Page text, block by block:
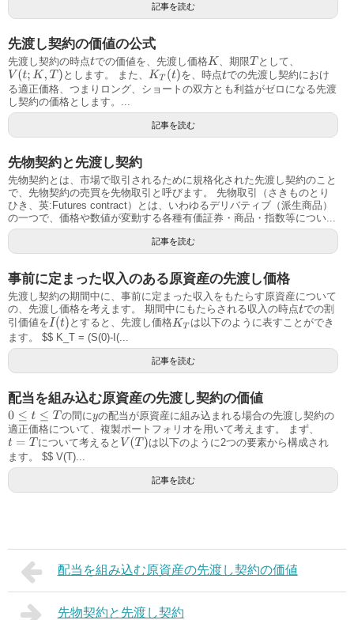
記事を読む
先渡し契約の価値の公式
先渡し契約の時点tでの価値を、先渡し価格K 、期限T として、
V(t ;K ,T) とします。 また、KT(t) を、時点tでの先渡し契約におけ
る適正価格、つまりロング、ショートの双方とも利益がゼロになる先渡
し契約の価格とします。...
記事を読む
先物契約と先渡し契約
先物契約とは、市場で取引されるために規格化された先渡し契約のこと
で、先物契約の売買を先物取引と呼びます。 先物取引（さきものとり
ひき、英:Futures contract）とは、いわゆるデリバティブ（派生商品）
の一つで、価格や数値が変動する各種有価証券・商品・指数等につい...
記事を読む
事前に定まった収入のある原資産の先渡し価格
先渡し契約の期間中に、事前に定まった収入をもたらす原資産について
の、先渡し価格を考えます。 期間中にもたらされる収入の時点tでの割
引価値を I( t) とすると、先渡し価格KT は以下のように表すことができ
ます。 $$ K_T = (S(0)-I(...
記事を読む
配当を組み込む原資産の先渡し契約の価値
0≤ t≤ T の間にyの配当が原資産に組み込まれる場合の先渡し契約の
適正価格について、複製ポートフォリオを用いて考えます。 まず、
t=T について考えると V(T)
は以下のように2つの要素から構成され
ます。 $$ V(T)...
記事を読む
配当を組み込む原資産の先渡し契約の価値
先物契約と先渡し契約